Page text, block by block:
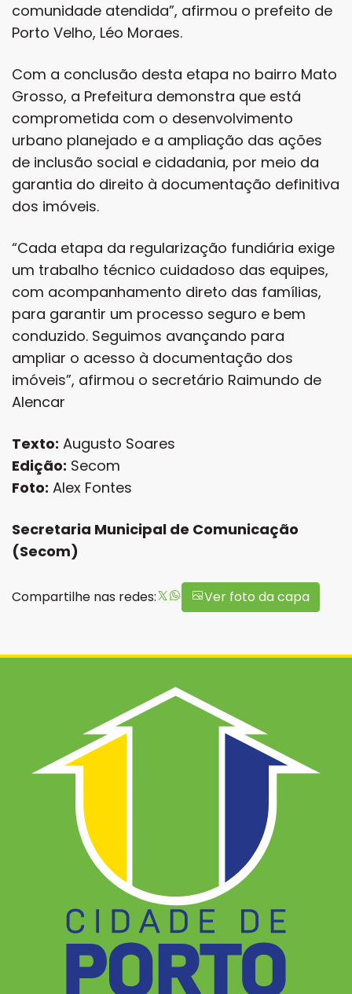
comunidade atendida”, afirmou o prefeito de
Porto Velho, Léo Moraes.
Com a conclusão desta etapa no bairro Mato
Grosso, a Prefeitura demonstra que está
comprometida com o desenvolvimento
urbano planejado e a ampliação das ações
de inclusão social e cidadania, por meio da
garantia do direito à documentação definitiva
dos imóveis.
“Cada etapa da regularização fundiária exige
um trabalho técnico cuidadoso das equipes,
com acompanhamento direto das famílias,
para garantir um processo seguro e bem
conduzido. Seguimos avançando para
ampliar o acesso à documentação dos
imóveis”, afirmou o secretário Raimundo de
Alencar
Texto: Augusto Soares
Edição: Secom
Foto: Alex Fontes
Secretaria Municipal de Comunicação
(Secom)
Compartilhe nas redes: Ver foto da capa